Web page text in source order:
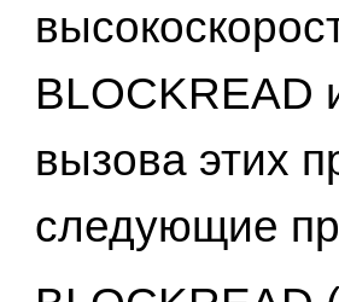
BLOCKREAD
вызова этих
следующие